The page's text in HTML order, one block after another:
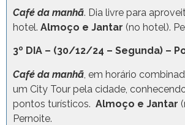
Café da manhã. Dia livre para
hotel. Almoço e Jantar (no hotel).
3º DIA – (30/12/24 – Segunda) –
Café da manhã, em horário
um City Tour pela cidade,
pontos turísticos. Almoço e Jantar
Pernoite.